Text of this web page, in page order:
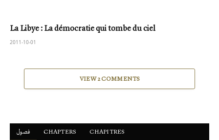
La Libye : La démocratie qui tombe du ciel
2011-10-01
VIEW 2 COMMENTS
فصول ْCHAPTERS CHAPITRES